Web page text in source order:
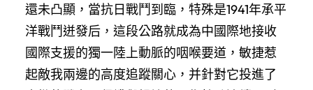
還未凸顯，當抗日戰鬥到臨，特殊是1941年承平
洋戰鬥迸發后，這段公路就成為中國際地接收
國際支援的獨一陸上動脈的咽喉要道，敏捷惹
起敵我兩邊的高度追蹤關心，并針對它投進了